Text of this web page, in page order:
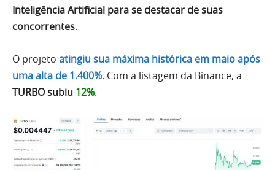
Inteligência Artificial para se destacar de suas
concorrentes.
O projeto atingiu sua máxima histórica em maio após
uma alta de 1.400%. Com a listagem da Binance, a
TURBO subiu 12%.